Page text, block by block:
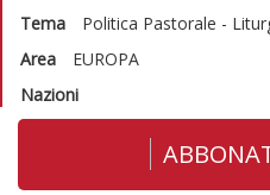
Tema
Politica Pastorale -
Area
EUROPA
Nazioni